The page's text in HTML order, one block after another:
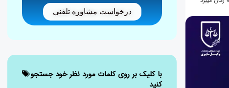
درخواست مشاوره تلفنی
با کلیک بر روی کلمات مورد نظر خود جستجو
کنید